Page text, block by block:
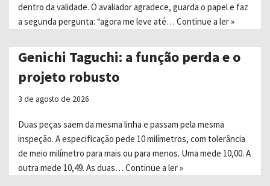
dentro da validade. O avaliador agradece, guarda o papel e faz
a segunda pergunta: “agora me leve até… Continue a ler »
Genichi Taguchi: a função perda e o
projeto robusto
3 de agosto de 2026
Duas peças saem da mesma linha e passam pela mesma
inspeção. A especificação pede 10 milímetros, com tolerância
de meio milímetro para mais ou para menos. Uma mede 10,00. A
outra mede 10,49. As duas… Continue a ler »